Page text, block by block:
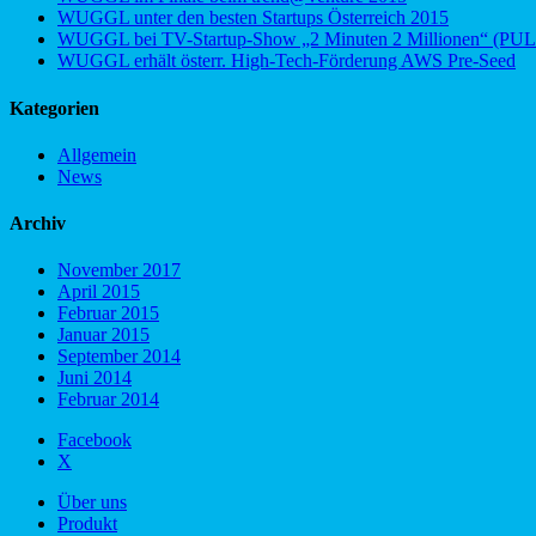
WUGGL unter den besten Startups Österreich 2015
WUGGL bei TV-Startup-Show „2 Minuten 2 Millionen“
WUGGL erhält österr. High-Tech-Förderung AWS Pre-Seed
Kategorien
Allgemein
News
Archiv
November 2017
April 2015
Februar 2015
Januar 2015
September 2014
Juni 2014
Februar 2014
Facebook
X
Über uns
Produkt